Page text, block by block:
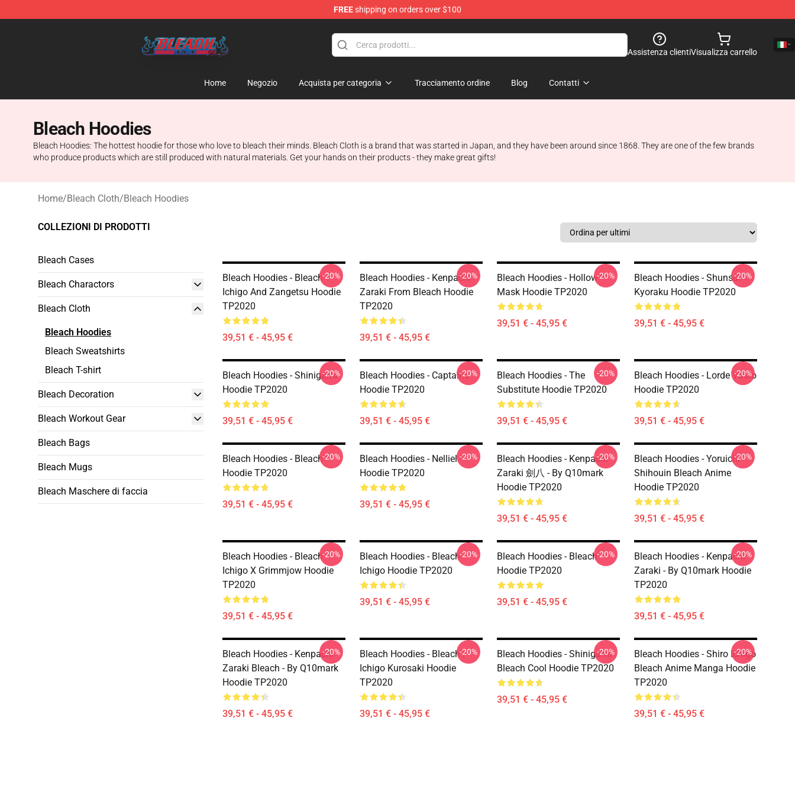
FREEshipping on orders over $100
Assistenza clientiVisualizza carrello
Home Negozio Acquista per categoria Tracciamento ordine Blog Contatti
Bleach Hoodies
Bleach Hoodies: The hottest hoodie for those who love to bleach their minds. Bleach Cloth is a brand that was started in Japan, and they have been around since 1868. They are one of the few brands
who produce products which are still produced with natural materials. Get your hands on their products - they make great gifts!
Home/Bleach Cloth/Bleach Hoodies
COLLEZIONI DI PRODOTTI
Bleach Cases
Bleach Charactors
Bleach Cloth
Bleach Hoodies
Bleach Sweatshirts
Bleach T-shirt
Bleach Decoration
Bleach Workout Gear
Bleach Bags
Bleach Mugs
Bleach Maschere di faccia
Bleach Hoodies - Bleach -
Ichigo And Zangetsu Hoodie
TP2020
39,51 € - 45,95 €
-20%
Bleach Hoodies - Kenpachi
Zaraki From Bleach Hoodie
TP2020
39,51 € - 45,95 €
-20%
Bleach Hoodies - Hollow
Mask Hoodie TP2020
39,51 € - 45,95 €
-20%
Bleach Hoodies - Shunsui
Kyoraku Hoodie TP2020
39,51 € - 45,95 €
-20%
Bleach Hoodies - Shinigami
Hoodie TP2020
39,51 € - 45,95 €
-20%
Bleach Hoodies - Captains
Hoodie TP2020
39,51 € - 45,95 €
-20%
Bleach Hoodies - The
Substitute Hoodie TP2020
39,51 € - 45,95 €
-20%
Bleach Hoodies - Lorde Vasto
Hoodie TP2020
39,51 € - 45,95 €
-20%
Bleach Hoodies - Bleach
Hoodie TP2020
39,51 € - 45,95 €
-20%
Bleach Hoodies - Nelliel
Hoodie TP2020
39,51 € - 45,95 €
-20%
Bleach Hoodies - Kenpachi
Zaraki 劍八 - By Q10mark
Hoodie TP2020
39,51 € - 45,95 €
-20%
Bleach Hoodies - Yoruichi
Shihouin Bleach Anime
Hoodie TP2020
39,51 € - 45,95 €
-20%
Bleach Hoodies - Bleach
Ichigo X Grimmjow Hoodie
TP2020
39,51 € - 45,95 €
-20%
Bleach Hoodies - Bleach
Ichigo Hoodie TP2020
39,51 € - 45,95 €
-20%
Bleach Hoodies - Bleach
Hoodie TP2020
39,51 € - 45,95 €
-20%
Bleach Hoodies - Kenpachi
Zaraki - By Q10mark Hoodie
TP2020
39,51 € - 45,95 €
-20%
Bleach Hoodies - Kenpachi
Zaraki Bleach - By Q10mark
Hoodie TP2020
39,51 € - 45,95 €
-20%
Bleach Hoodies - Bleach |
Ichigo Kurosaki Hoodie
TP2020
39,51 € - 45,95 €
-20%
Bleach Hoodies - Shinigami
Bleach Cool Hoodie TP2020
39,51 € - 45,95 €
-20%
Bleach Hoodies - Shiro Ichigo
Bleach Anime Manga Hoodie
TP2020
39,51 € - 45,95 €
-20%